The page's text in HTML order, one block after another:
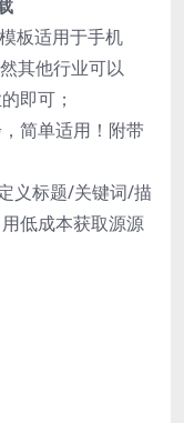
板适用于手机
其他行业可以
即可；
简单适用！附带
义标题/关键词/描
低成本获取源源